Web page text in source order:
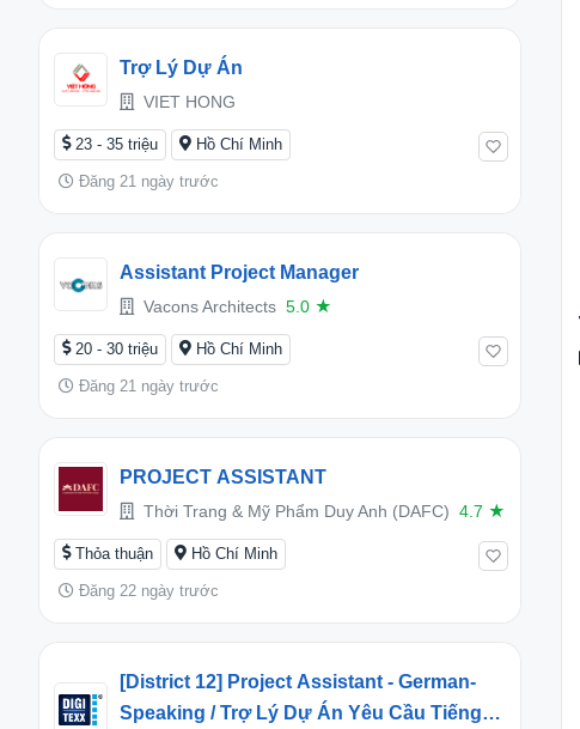
Trợ Lý Dự Án
VIET HONG
23 - 35 triệu Hồ Chí Minh
Đăng 21 ngày trước
Assistant Project Manager
Vacons Architects 5.0 ★
20 - 30 triệu Hồ Chí Minh
Đăng 21 ngày trước
PROJECT ASSISTANT
Thời Trang & Mỹ Phẩm Duy Anh (DAFC) 4.7 ★
Thỏa thuận Hồ Chí Minh
Đăng 22 ngày trước
[District 12] Project Assistant - German-
Speaking / Trợ Lý Dự Án Yêu Cầu Tiếng